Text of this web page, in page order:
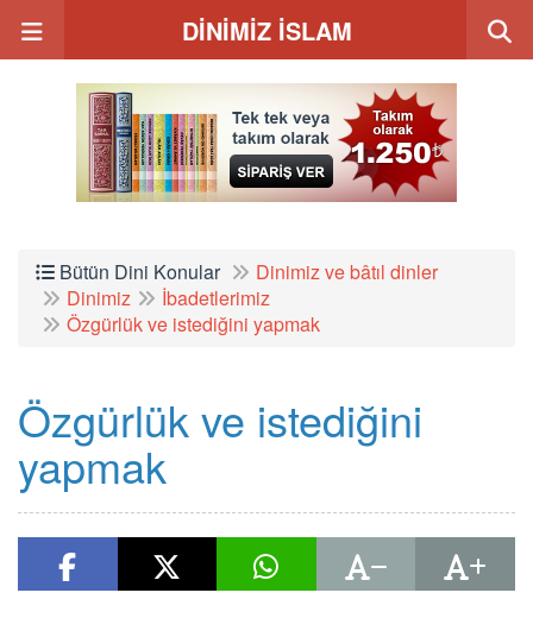
DİNİMİZ İSLAM
Bütün Dini Konular
Dinimiz ve bâtıl dinler
Dinimiz
İbadetlerimiz
Özgürlük ve istediğini yapmak
Özgürlük ve istediğini
yapmak